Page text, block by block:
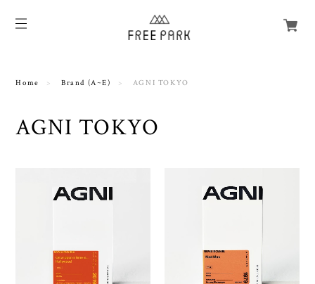
Home Brand (A~E) AGNI TOKYO
AGNI TOKYO